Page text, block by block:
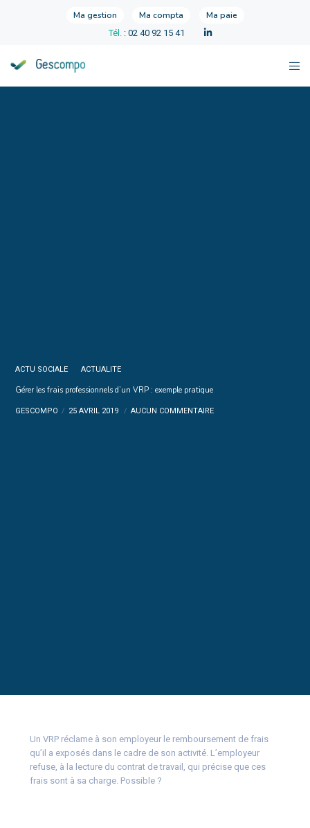
Ma gestion Ma compta Ma paie
Tél. : 02 40 92 15 41
ACTU SOCIALE ACTUALITE
Gérer les frais professionnels d’un VRP : exemple pratique
GESCOMPO 25 AVRIL 2019 AUCUN COMMENTAIRE
Un VRP réclame à son employeur le remboursement de frais
qu’il a exposés dans le cadre de son activité. L’employeur
refuse, à la lecture du contrat de travail, qui précise que ces
frais sont à sa charge. Possible ?